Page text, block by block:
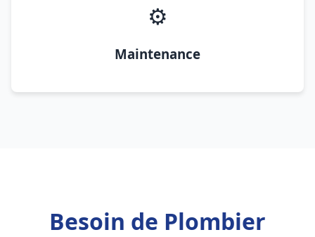
⚙️
Maintenance
Besoin de Plombier